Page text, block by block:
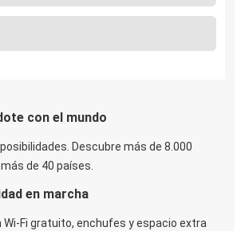
con el mundo
Descubre más de 8.000
de 40 países.
en marcha
Wi-Fi gratuito, enchufes y espacio extra